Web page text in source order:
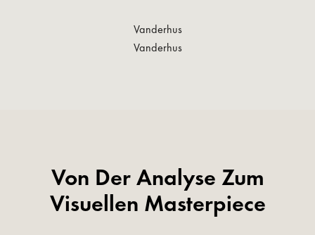
Vanderhus
Vanderhus
Von Der Analyse Zum
Visuellen Masterpiece